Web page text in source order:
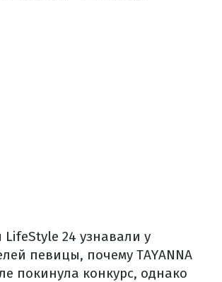
24 узнавали у
певицы, почему TAYANNA
покинула конкурс, однако